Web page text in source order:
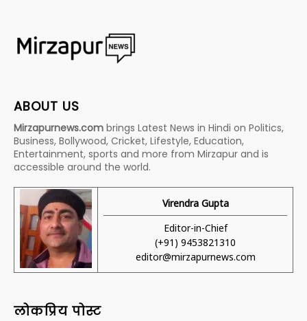
ABOUT US
Mirzapurnews.com brings Latest News in Hindi on Politics,
Business, Bollywood, Cricket, Lifestyle, Education,
Entertainment, sports and more from Mirzapur and is
accessible around the world.
Virendra Gupta
Editor-in-Chief
(+91) 9453821310
editor@mirzapurnews.com
लोकप्रिय पोस्ट